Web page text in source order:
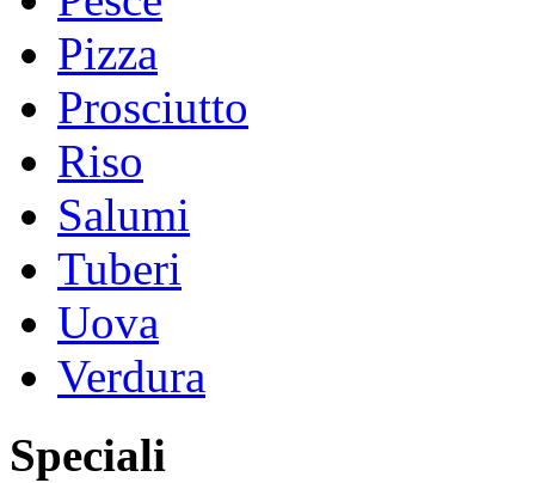
Pizza
Prosciutto
Riso
Salumi
Tuberi
Uova
Verdura
Speciali